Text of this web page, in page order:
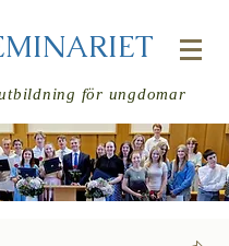
för ungdomar